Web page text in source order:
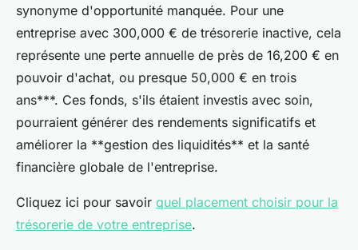
synonyme d'opportunité manquée. Pour une
entreprise avec 300,000 € de trésorerie inactive, cela
représente une perte annuelle de près de 16,200 € en
pouvoir d'achat, ou presque 50,000 € en trois
ans***. Ces fonds, s'ils étaient investis avec soin,
pourraient générer des rendements significatifs et
améliorer la **gestion des liquidités** et la santé
financière globale de l'entreprise.
Cliquez ici pour savoir quel placement choisir pour la
trésorerie de votre entreprise.